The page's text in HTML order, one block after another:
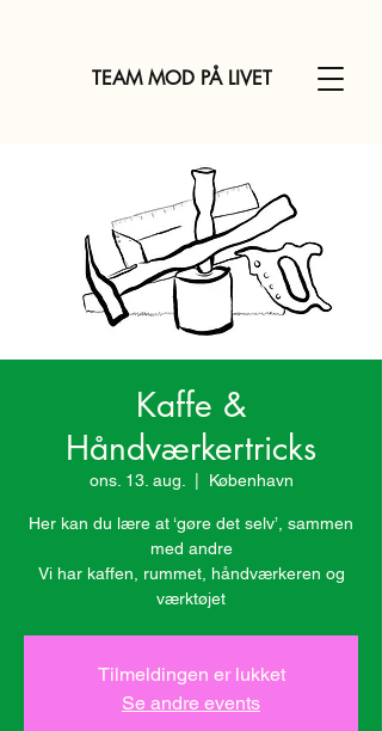
TEAM MOD PÅ LIVET
Kaffe &
Håndværkertricks
ons. 13. aug. København
Her kan du lære at ‘gøre det selv’, sammen
med andre
Vi har kaffen, rummet, håndværkeren og
værktøjet
Tilmeldingen er lukket
Se andre events